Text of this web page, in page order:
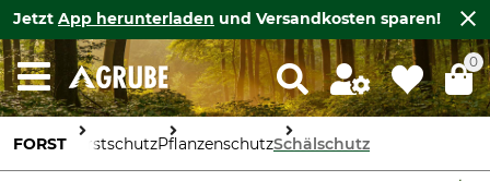
Jetzt App herunterladen und Versandkosten sparen!
0
FORST ForstschutzPflanzenschutzSchälschutz